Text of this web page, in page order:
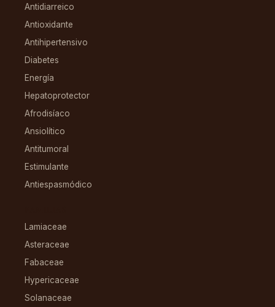
Antidiarreico
Antioxidante
Antihipertensivo
Diabetes
Energía
Hepatoprotector
Afrodisíaco
Ansiolítico
Antitumoral
Estimulante
Antiespasmódico
Lamiaceae
Asteraceae
Fabaceae
Hypericaceae
Solanaceae